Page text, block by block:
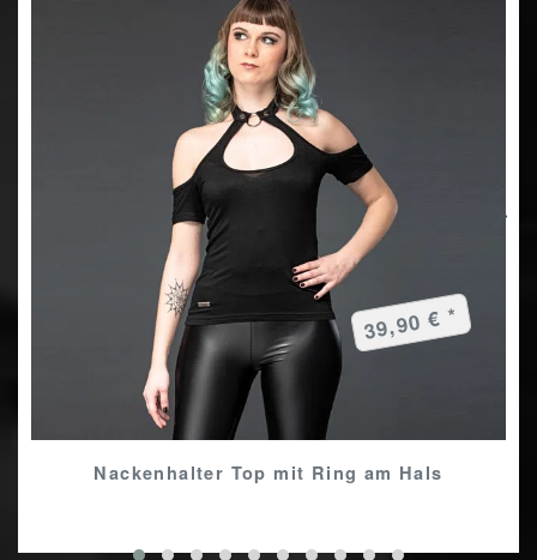
Nackenhalter Top mit Ring am Hals
39,90 € *